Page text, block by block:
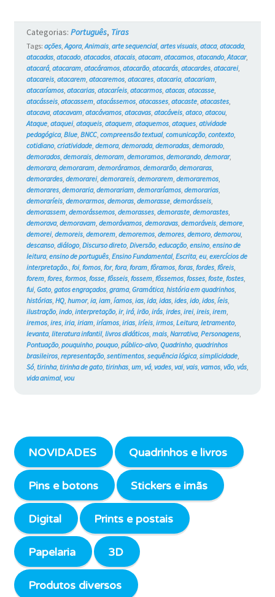
Categorias: Português, Tiras
Tags: ações, Agora, Animais, arte sequencial, artes visuais, ataca, atacada,
atacadas, atacado, atacados, atacais, atacam, atacamos, atacando, Atacar,
atacará, atacaram, atacáramos, atacarão, atacarás, atacardes, atacarei,
atacareis, atacarem, atacaremos, atacares, atacaria, atacariam,
atacaríamos, atacarias, atacaríeis, atacarmos, atacas, atacasse,
atacásseis, atacassem, atacássemos, atacasses, atacaste, atacastes,
atacava, atacavam, atacávamos, atacavas, atacáveis, ataco, atacou,
Ataque, ataquei, ataqueis, ataquem, ataquemos, ataques, atividade
pedagógica, Blue, BNCC, compreensão textual, comunicação, contexto,
cotidiano, criatividade, demora, demorada, demoradas, demorado,
demorados, demorais, demoram, demoramos, demorando, demorar,
demorara, demoraram, demoráramos, demorarão, demoraras,
demorardes, demorarei, demorareis, demorarem, demoraremos,
demorares, demoraria, demorariam, demoraríamos, demorarias,
demoraríeis, demorarmos, demoras, demorasse, demorásseis,
demorassem, demorássemos, demorasses, demoraste, demorastes,
demorava, demoravam, demorávamos, demoravas, demoráveis, demore,
demorei, demoreis, demorem, demoremos, demores, demoro, demorou,
descanso, diálogo, Discurso direto, Diversão, educação, ensino, ensino de
leitura, ensino de português, Ensino Fundamental, Escrita, eu, exercícios de
interpretação. foi, fomos, for, fora, foram, fôramos, foras, fordes, fôreis,
forem, fores, formos, fosse, fôsseis, fossem, fôssemos, fosses, foste, fostes,
fui, Gato, gatos engraçados, grama, Gramática, história em quadrinhos,
histórias, HQ, humor, ia, iam, íamos, ias, ida, idas, ides, ido, idos, íeis,
ilustração, indo, interpretação, ir, irá, irão, irás, irdes, irei, ireis, irem,
iremos, ires, iria, iriam, iríamos, irias, iríeis, irmos, Leitura, letramento,
levanta, literatura infantil, livros didáticos, mais, Narrativa, Personagens,
Pontuação, pouquinho, pouquo, público-alvo, Quadrinho, quadrinhos
brasileiros, representação, sentimentos, sequência lógica, simplicidade,
Só, tirinha, tirinha de gato, tirinhas, um, vá, vades, vai, vais, vamos, vão, vás,
vida animal, vou
NOVIDADES Quadrinhos e livros
Pins e botons Stickers e imãs
Digital Prints e postais
Papelaria 3D
Produtos diversos